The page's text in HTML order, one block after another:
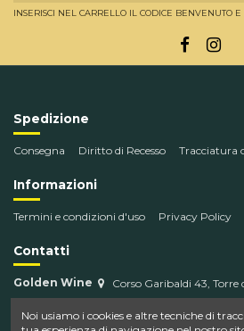
INSERISCI NEL CARRELLO IL CODICE BENVENUTO E
Spedizione
Consegna Diritto di Recesso Tracciatura
Informazioni
Termini e condizioni d'uso Privacy Policy
Contatti
Golden Wine Corso Garibaldi 43, Torre
info@goldenwine.com
Noi usiamo i cookies e altre tecniche di